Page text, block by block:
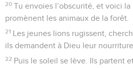
20 Tu envoies l’obscurité, et voici
promènent les animaux de la forêt.
21 Les jeunes lions rugissent,
ils demandent à Dieu leur nourriture.
22 Puis le soleil se lève. Ils partent